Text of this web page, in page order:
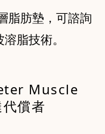
脂肪墊，可諮詢
脂技術。
Muscle
償者